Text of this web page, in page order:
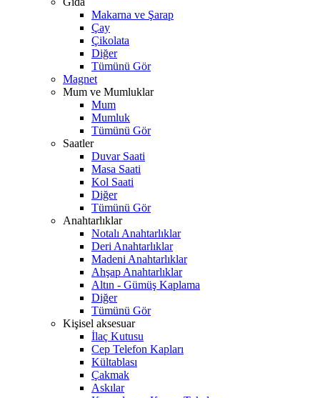
Makarna ve Şarap
Çay
Çikolata
Diğer
Tümünü Gör
Magnet
Mum ve Mumluklar
Mum
Mumluk
Tümünü Gör
Saatler
Duvar Saati
Masa Saati
Kol Saati
Diğer
Tümünü Gör
Anahtarlıklar
Notalı Anahtarlıklar
Deri Anahtarlıklar
Madeni Anahtarlıklar
Ahşap Anahtarlıklar
Altın - Gümüş Kaplama
Diğer
Tümünü Gör
Kişisel aksesuar
İlaç Kutusu
Cep Telefon Kapları
Kültablası
Çakmak
Askılar